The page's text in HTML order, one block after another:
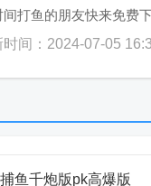
打鱼的朋友快来免费下
时间：2024-07-05
鱼千炮版pk高爆版